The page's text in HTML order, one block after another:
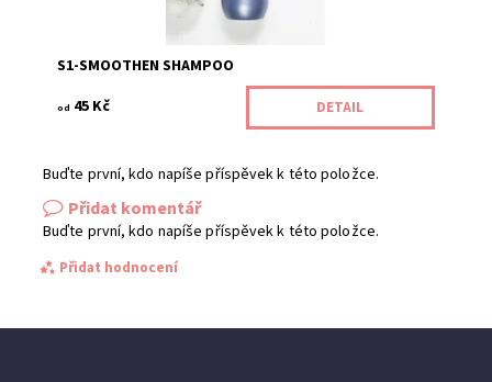
S1-SMOOTHEN SHAMPOO
od 45 Kč DETAIL
Buďte první, kdo napíše příspěvek k této položce.
Přidat komentář
Buďte první, kdo napíše příspěvek k této položce.
Přidat hodnocení